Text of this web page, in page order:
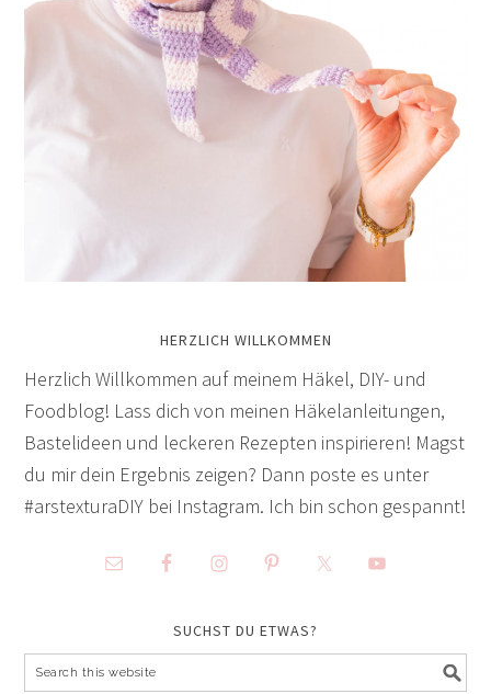
HERZLICH WILLKOMMEN
Herzlich Willkommen auf meinem Häkel, DIY- und
Foodblog! Lass dich von meinen Häkelanleitungen,
Bastelideen und leckeren Rezepten inspirieren! Magst
du mir dein Ergebnis zeigen? Dann poste es unter
#arstexturaDIY bei Instagram. Ich bin schon gespannt!
SUCHST DU ETWAS?